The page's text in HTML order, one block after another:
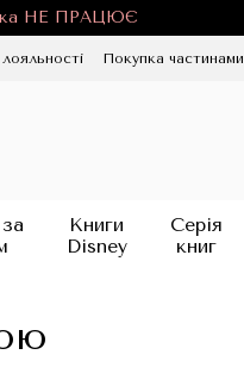
НЕ ПРАЦЮЄ
Покупка частинами
Книги
Disney
Серія
книг